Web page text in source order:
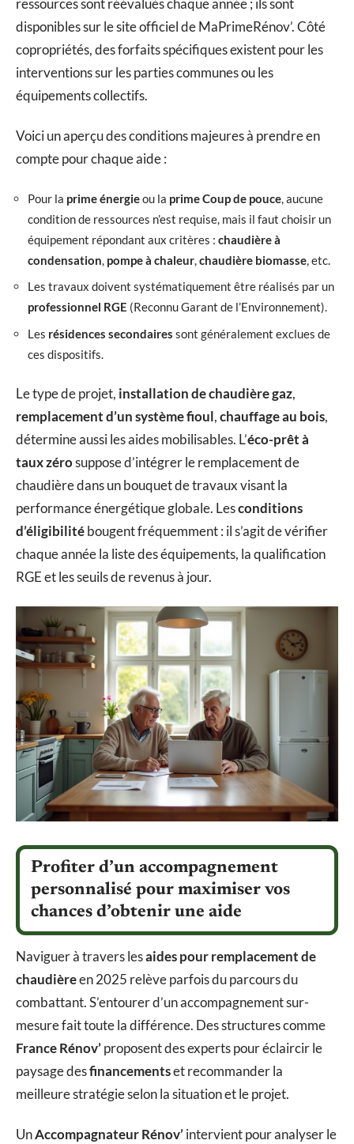
ressources sont réévalués chaque année ; ils sont
disponibles sur le site officiel de MaPrimeRénov’. Côté
copropriétés, des forfaits spécifiques existent pour les
interventions sur les parties communes ou les
équipements collectifs.
Voici un aperçu des conditions majeures à prendre en
compte pour chaque aide :
Pour la prime énergieou la prime Coup de pouce, aucune
condition de ressources n’est requise, mais il faut choisir un
équipement répondant aux critères : chaudière à
condensation, pompe à chaleur,chaudière biomasse, etc.
Les travaux doivent systématiquement être réalisés par un
professionnel RGE (Reconnu Garant de l’Environnement).
Les résidences secondaires sont généralement exclues de
ces dispositifs.
Le type de projet, installation de chaudière gaz,
remplacement d’un système fioul,chauffage au bois,
détermine aussi les aides mobilisables. L’éco-prêt à
taux zérosuppose d’intégrer le remplacement de
chaudière dans un bouquet de travaux visant la
performance énergétique globale. Lesconditions
d’éligibilitébougent fréquemment : il s’agit de vérifier
chaque année la liste des équipements, la qualification
RGE et les seuils de revenus à jour.
Profiter d’un accompagnement
personnalisé pour maximiser vos
chances d’obtenir une aide
Naviguer à travers lesaides pour remplacement de
chaudièreen 2025 relève parfois du parcours du
combattant. S’entourer d’un accompagnement sur-
mesure fait toute la différence. Des structures comme
France Rénov’proposent des experts pour éclaircir le
paysage desfinancementset recommander la
meilleure stratégie selon la situation et le projet.
UnAccompagnateur Rénov’intervient pour analyser le